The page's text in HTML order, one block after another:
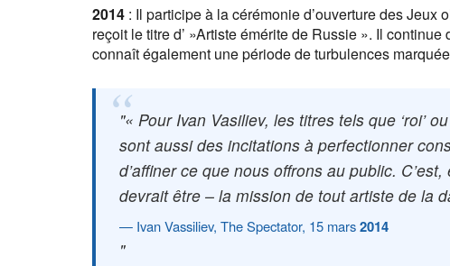
2014 : Il participe à la cérémonie d’ouverture des
reçoit le titre d’ »Artiste émérite de Russie ». Il
connaît également une période de turbulences
« Pour Ivan Vasiliev, les titres tels que ‘roi’
sont aussi des incitations à perfectionner
d’affiner ce que nous offrons au public.
devrait être – la mission de tout artiste de la
Ivan Vassiliev, The Spectator, 15 mars2014